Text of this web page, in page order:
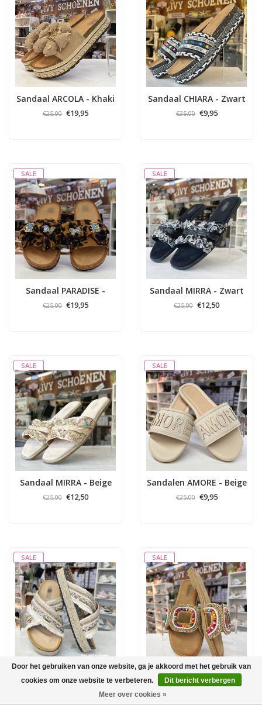
Sandaal ARCOLA - Khaki
€25,00 €19,95
Sandaal CHIARA - Zwart
€35,00 €9,95
SALE
Sandaal PARADISE -
Panter
€25,00 €19,95
SALE
Sandaal MIRRA - Zwart
€25,00 €12,50
SALE
Sandaal MIRRA - Beige
€25,00 €12,50
SALE
Sandalen AMORE - Beige
€25,00 €9,95
SALE SALE
Sandaal SUNFLOWER -
MultiColor
€19,95
Door het gebruiken van onze website, ga je akkoord met het gebruik van
cookies om onze website te verbeteren.
Dit bericht verbergen
Meer over cookies »